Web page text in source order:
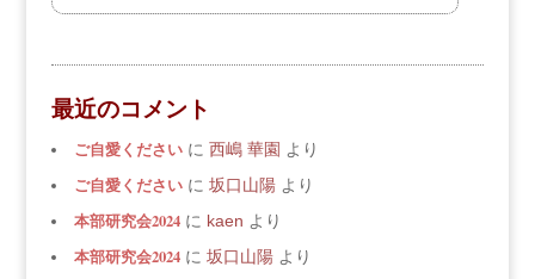
最近のコメント
ご自愛くださいに 西嶋 華園 より
ご自愛くださいに 坂口山陽より
本部研究会2024に kaen より
本部研究会2024に 坂口山陽より